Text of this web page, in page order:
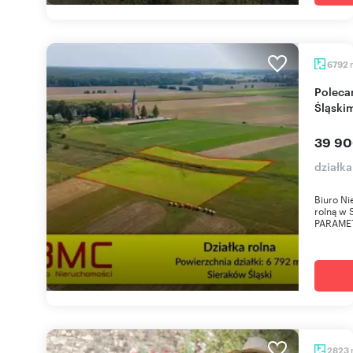
6792
Polecam działkę rolną 6792 m² w Sierakowie
39
Biuro
rolną w
2823